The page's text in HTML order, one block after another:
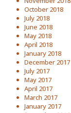
October 2018
July 2018
June 2018
May 2018
April 2018
January 2018
December 2017
July 2017
May 2017
April 2017
March 2017
January 2017